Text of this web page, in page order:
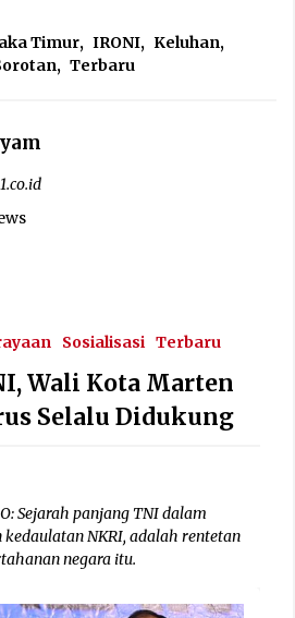
Timur, IRONI, Keluhan,
, Terbaru
Sosialisasi Terbaru
Wali Kota Marten
Selalu Didukung
Sejarah panjang TNI dalam
NKRI, adalah rentetan
negara itu.